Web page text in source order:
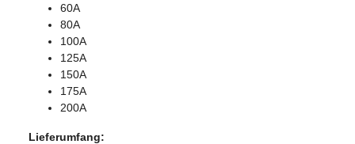
60A
80A
100A
125A
150A
175A
200A
Lieferumfang: